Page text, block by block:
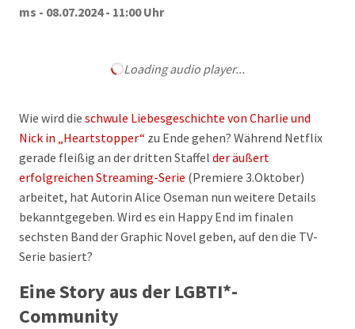
ms - 08.07.2024 - 11:00 Uhr
Loading audio player...
Wie wird die schwule Liebesgeschichte von Charlie und
Nick in „Heartstopper“ zu Ende gehen? Während Netflix
gerade fleißig an der dritten Staffel der äußert
erfolgreichen Streaming-Serie (Premiere 3.Oktober)
arbeitet, hat Autorin Alice Oseman nun weitere Details
bekanntgegeben. Wird es ein Happy End im finalen
sechsten Band der Graphic Novel geben, auf den die TV-
Serie basiert?
Eine Story aus der LGBTI*-
Community